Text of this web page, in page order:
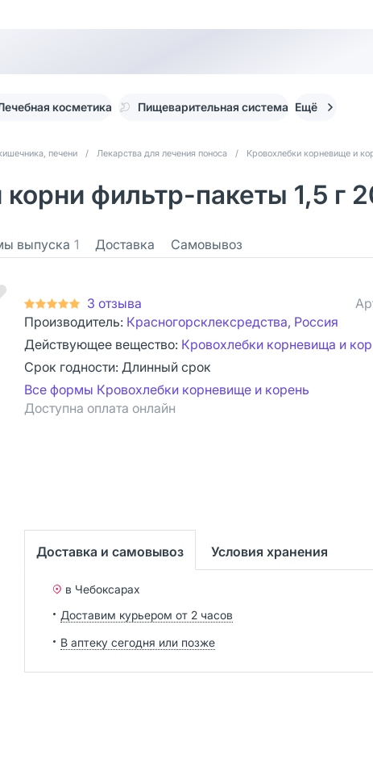
косметика Пищеварительная система Ещё
печени / Лекарства для лечения поноса / Кровохлебки корневище и
фильтр-пакеты 1,5 г
выпуска 1 Доставка Самовывоз
3 отзыва
Производитель: Красногорсклексредства, Россия
Действующее вещество: Кровохлебки корневища и
Срок годности: Длинный срок
Все формы Кровохлебки корневище и корень
Доступна оплата онлайн
Доставка и самовывоз Условия хранения
в Чебоксарах
Доставим курьером от 2 часов
В аптеку сегодня или позже